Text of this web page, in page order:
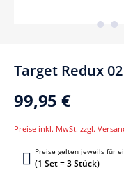
Target Redux
99,95 €
Preise inkl. MwSt. zzgl.
Preise gelten jeweils für
(1 Set = 3 Stück)